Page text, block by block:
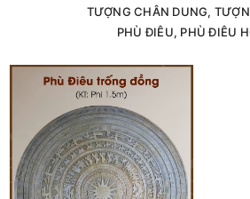
TƯỢNG CHÂN DUNG,
PHÙ ĐIÊU, PHÙ ĐIÊU